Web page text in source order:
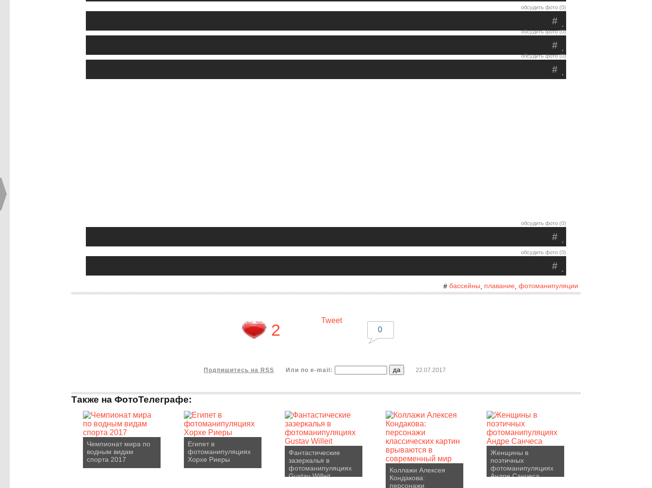
обсудить фото (0)
.
#
обсудить фото (0)
.
#
обсудить фото (0)
.
#
обсудить фото (0)
.
#
обсудить фото (0)
.
#
# бассейны плавание фотоманипуляции
2
Tweet
0
Подпишитесь на RSS Или по e-mail: 22.07.2017
Также на ФотоТелеграфе:
Чемпионат мира по
водным видам
спорта 2017
Египет в
фотоманипуляциях
Хорхе Риеры
Фантастические
зазеркалья в
фотоманипуляциях
Gustav Willeit
Коллажи Алексея
Кондакова:
персонажи
Женщины в
поэтичных
фотоманипуляциях
Андре Санчеса